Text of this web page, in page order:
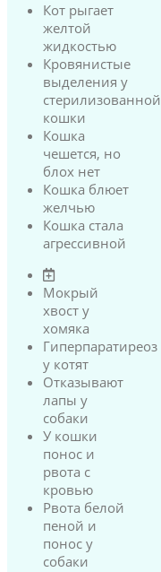
Кот рыгает
желтой
жидкостью
Кровянистые
выделения у
стерилизованной
кошки
Кошка
чешется, но
блох нет
Кошка блюет
желчью
Кошка стала
агрессивной
Мокрый
хвост у
хомяка
Гиперпаратиреоз
у котят
Отказывают
лапы у
собаки
У кошки
понос и
рвота с
кровью
Рвота белой
пеной и
понос у
собаки